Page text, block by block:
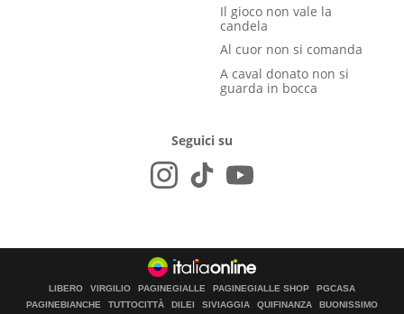
Il gioco non vale la
candela
Al cuor non si comanda
A caval donato non si
guarda in bocca
Seguici su
LIBERO VIRGILIO PAGINEGIALLE PAGINEGIALLE SHOP
PGCASA
PAGINEBIANCHE
TUTTOCITTÀ DILEI SIVIAGGIA QUIFINANZA BUONISSIMO